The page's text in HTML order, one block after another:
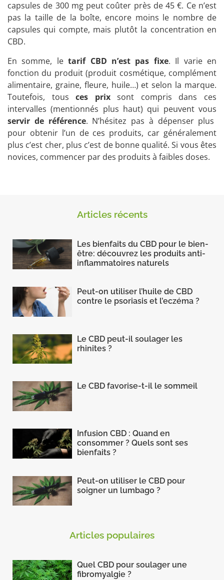
capsules de 300 mg peut coûter près de 45 €. Ce n’est
pas la taille de la boîte, encore moins le nombre de
capsules qui compte, mais plutôt la concentration en
CBD.
En somme, letarif CBD n’est pas fixe. Il varie en
fonction du produit (produit cosmétique, complément
alimentaire, graine, fleure, huile…) et selon la marque.
Toutefois, tous ces prixsont compris dans ces
intervalles (mentionnés plus haut) qui peuvent vous
servir de référence. N’hésitez pas à dépenser plus
pour obtenir l’un de ces produits, car généralement
plus c’est cher, plus c’est de bonne qualité. Si vous êtes
novices, commencer par des produits à faibles doses.
Articles récents
Les bienfaits du CBD pour le bien-
être: découvrez les produits anti-
inflammatoires naturels
Peut-on utiliser l’huile de CBD
contre le psoriasis et l’eczéma ?
Le CBD peut-il soulager les
rhinites ?
Le CBD favorise-t-il le sommeil
Infusion CBD : Quand en
consommer ? Quels sont ses
bienfaits ?
Peut-on utiliser le CBD pour
soigner un lumbago ?
Articles populaires
Quel CBD pour soulager une
fibromyalgie ?